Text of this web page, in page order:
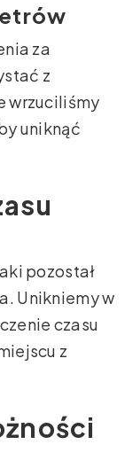
za
z
wrzuciliśmy
uniknąć
pozostał
Unikniemy w
czasu
z